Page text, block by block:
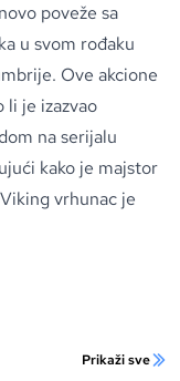
poveže sa
u svom rođaku
Ove akcione
li je izazvao
na serijalu
kako je majstor
vrhunac je
Prikaži sve